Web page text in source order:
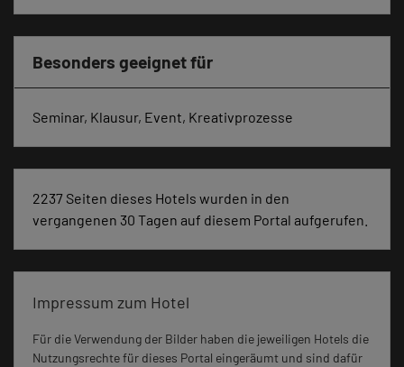
Besonders geeignet für
Seminar, Klausur, Event, Kreativprozesse
2237 Seiten dieses Hotels wurden in den
vergangenen 30 Tagen auf diesem Portal aufgerufen.
Impressum zum Hotel
Für die Verwendung der Bilder haben die jeweiligen Hotels die
Nutzungsrechte für dieses Portal eingeräumt und sind dafür